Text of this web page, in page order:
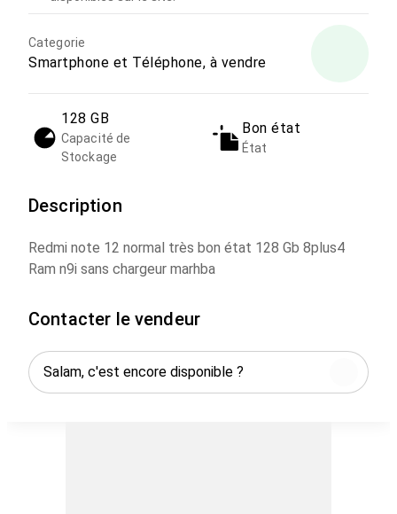
Categorie
Smartphone et Téléphone, à vendre
128 GB
Capacité de
Stockage
Bon état
État
Description
Redmi note 12 normal très bon état 128 Gb 8plus4
Ram n9i sans chargeur marhba
Contacter le vendeur